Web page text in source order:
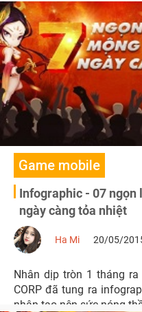
Game mobile
Infographic - 07 ngọn
ngày càng tỏa nhiệt
Ha Mi 20/05/
Nhân dịp tròn 1 tháng
CORP đã tung ra
nhân tạo nên sức nóng